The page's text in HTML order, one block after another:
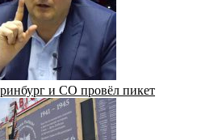
и СО провёл пикет